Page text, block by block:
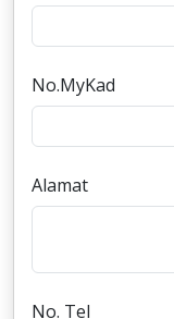
No.MyKad
Alamat
No. Tel